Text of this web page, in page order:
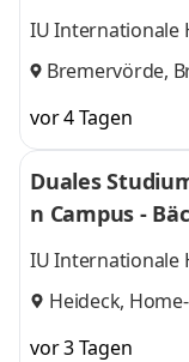
euhand KG
IU Internationale
Bremervörde,
vor 4 Tagen
Duales
n Campus -
IU Internationale
Heideck,
vor 3 Tagen